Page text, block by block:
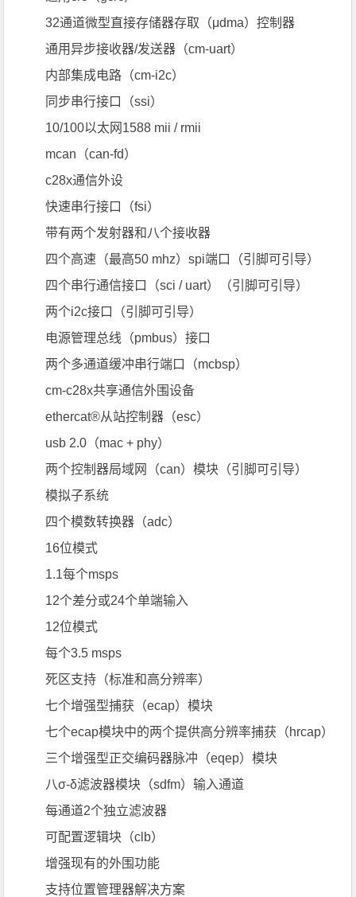
32通道微型直接存储器存取（μdma）控制器
通用异步接收器/发送器（cm-uart）
内部集成电路（cm-i2c）
同步串行接口（ssi）
10/100以太网1588 mii / rmii
mcan（can-fd）
c28x通信外设
快速串行接口（fsi）
带有两个发射器和八个接收器
四个高速（最高50 mhz）spi端口（引脚可引导）
四个串行通信接口（sci / uart）（引脚可引导）
两个i2c接口（引脚可引导）
电源管理总线（pmbus）接口
两个多通道缓冲串行端口（mcbsp）
cm-c28x共享通信外围设备
ethercat®从站控制器（esc）
usb 2.0（mac + phy）
两个控制器局域网（can）模块（引脚可引导）
模拟子系统
四个模数转换器（adc）
16位模式
1.1每个msps
12个差分或24个单端输入
12位模式
每个3.5 msps
死区支持（标准和高分辨率）
七个增强型捕获（ecap）模块
七个ecap模块中的两个提供高分辨率捕获（hrcap）
三个增强型正交编码器脉冲（eqep）模块
八σ-δ滤波器模块（sdfm）输入通道
每通道2个独立滤波器
可配置逻辑块（clb）
增强现有的外围功能
支持位置管理器解决方案